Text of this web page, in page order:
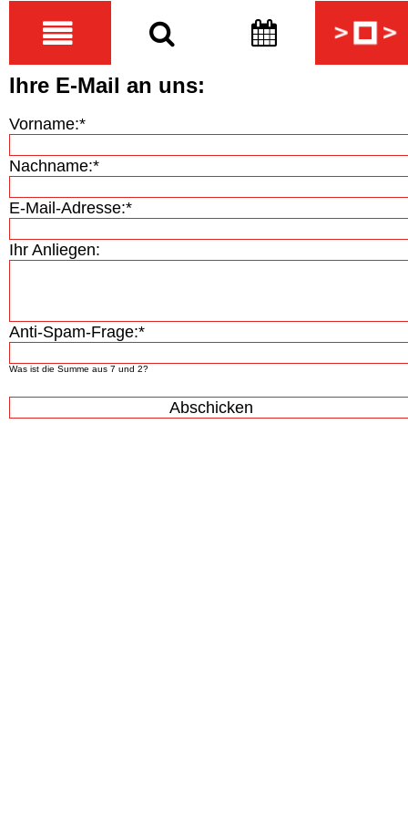
Ihre E-Mail an uns:
Pflichtfeld
Vorname:*
Pflichtfeld
Nachname:*
Pflichtfeld
E-Mail-Adresse:*
Ihr Anliegen:
Pflichtfeld
Anti-Spam-Frage:*
Was ist die Summe aus 7 und 2?